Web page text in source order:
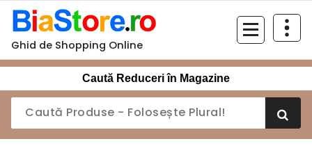
Sari
conținut
Ghid de Shopping Online
Caută Reduceri în Magazine